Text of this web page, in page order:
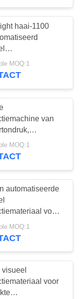
de
30
de
de
28
haai-1100
voor
MOQ:1
van
MOQ:1
automatiseerde
voor
Karton
MOQ:1
voor